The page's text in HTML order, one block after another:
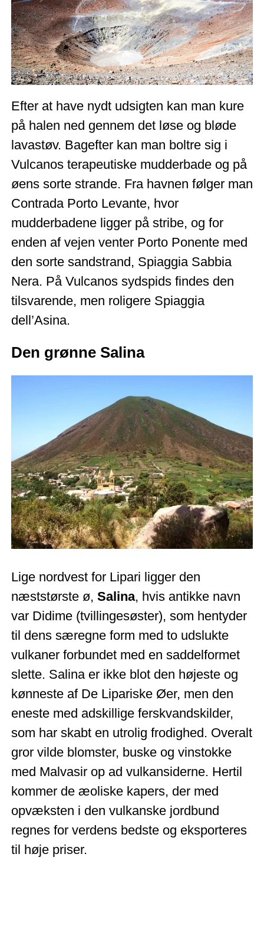
Efter at have nydt udsigten kan man kure
på halen ned gennem det løse og bløde
lavastøv. Bagefter kan man boltre sig i
Vulcanos terapeutiske mudderbade og på
øens sorte strande. Fra havnen følger man
Contrada Porto Levante, hvor
mudderbadene ligger på stribe, og for
enden af vejen venter Porto Ponente med
den sorte sandstrand, Spiaggia Sabbia
Nera. På Vulcanos sydspids findes den
tilsvarende, men roligere Spiaggia
dell’Asina.
Den grønne Salina
Lige nordvest for Lipari ligger den
næststørste ø, Salina, hvis antikke navn
var Didime (tvillingesøster), som hentyder
til dens særegne form med to udslukte
vulkaner forbundet med en saddelformet
slette. Salina er ikke blot den højeste og
kønneste af De Lipariske Øer, men den
eneste med adskillige ferskvandskilder,
som har skabt en utrolig frodighed. Overalt
gror vilde blomster, buske og vinstokke
med Malvasir op ad vulkansiderne. Hertil
kommer de æoliske kapers, der med
opvæksten i den vulkanske jordbund
regnes for verdens bedste og eksporteres
til høje priser.